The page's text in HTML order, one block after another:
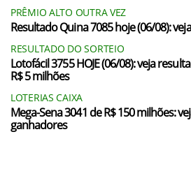
PRÊMIO ALTO OUTRA VEZ
Resultado Quina 7085 hoje (06/08):
RESULTADO DO SORTEIO
Lotofácil 3755 HOJE (06/08): veja
R$ 5 milhões
LOTERIAS CAIXA
Mega-Sena 3041 de R$ 150 milhões:
ganhadores